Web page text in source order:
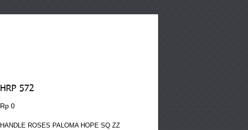
HRP 572
Rp 0Harga
HANDLE ROSES PALOMA HOPE SQ ZZ